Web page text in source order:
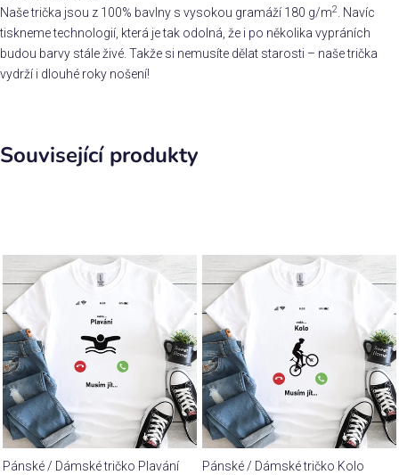
Naše trička jsou z 100% bavlny s vysokou gramáží 180 g/m2
. Navíc
tiskneme technologií, která je tak odolná, že i po několika vypráních
budou barvy stále živé. Takže si nemusíte dělat starosti – naše trička
vydrží i dlouhé roky nošení!
Související produkty
Pánské / Dámské tričko Plavání
Pánské / Dámské tričko Kolo